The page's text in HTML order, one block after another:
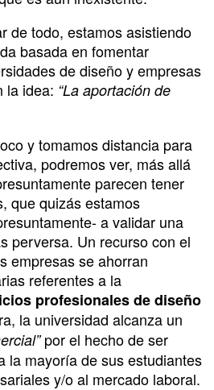
de todo, estamos asistiendo
basada en fomentar
de diseño y empresas
la idea: “La aportación de
y tomamos distancia para
podremos ver, más allá
parecen tener
que quizás estamos
a validar una
perversa. Un recurso con el
empresas se ahorran
referentes a la
profesionales de diseño
la universidad alcanza un
por el hecho de ser
la mayoría de sus estudiantes
y/o al mercado laboral.